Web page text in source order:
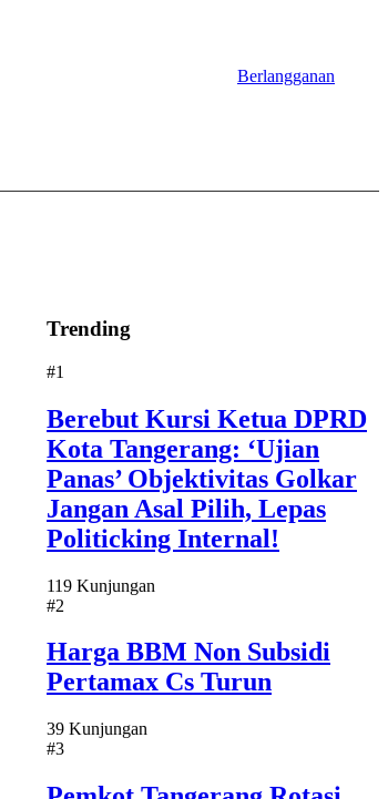
Berlangganan
Trending
#1
Berebut Kursi Ketua DPRD
Kota Tangerang: ‘Ujian
Panas’ Objektivitas Golkar
Jangan Asal Pilih, Lepas
Politicking Internal!
119 Kunjungan
#2
Harga BBM Non Subsidi
Pertamax Cs Turun
39 Kunjungan
#3